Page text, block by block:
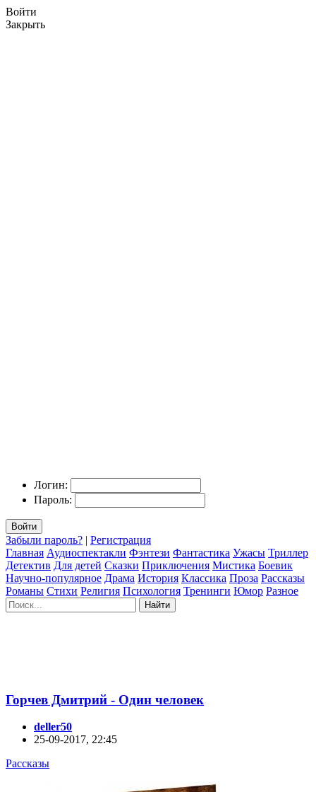
Войти
Закрыть
Логин:
Пароль:
Войти
Забыли пароль? | Регистрация
Главная Аудиоспектакли Фэнтези Фантастика Ужасы Триллер
Детектив Для детей Сказки Приключения Мистика Боевик
Научно-популярное Драма История Классика Проза Рассказы
Романы Стихи Религия Психология Тренинги Юмор Разное
Найти
Горчев Дмитрий - Один человек
deller50
25-09-2017, 22:45
Рассказы